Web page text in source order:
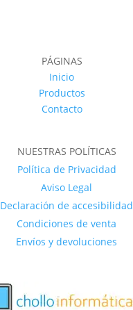
PÁGINAS
Inicio
Productos
Contacto
NUESTRAS POLÍTICAS
Política de Privacidad
Aviso Legal
Declaración de accesibilidad
Condiciones de venta
Envíos y devoluciones